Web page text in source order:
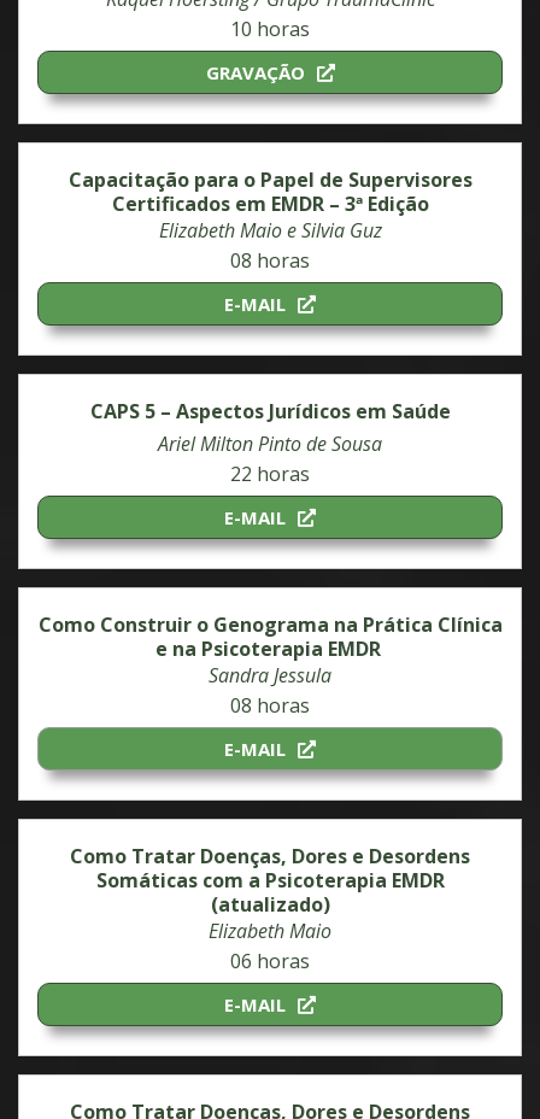
10 horas
GRAVAÇÃO
Capacitação para o Papel de Supervisores
Certificados em EMDR – 3ª Edição
Elizabeth Maio e Silvia Guz
08 horas
E-MAIL
CAPS 5 – Aspectos Jurídicos em Saúde
Ariel Milton Pinto de Sousa
22 horas
E-MAIL
Como Construir o Genograma na Prática Clínica
e na Psicoterapia EMDR
Sandra Jessula
08 horas
E-MAIL
Como Tratar Doenças, Dores e Desordens
Somáticas com a Psicoterapia EMDR
(atualizado)
Elizabeth Maio
06 horas
E-MAIL
Como Tratar Doenças, Dores e Desordens